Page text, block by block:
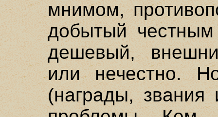
мнимом,
добытый
дешевый,
или нечестно.
(награды,